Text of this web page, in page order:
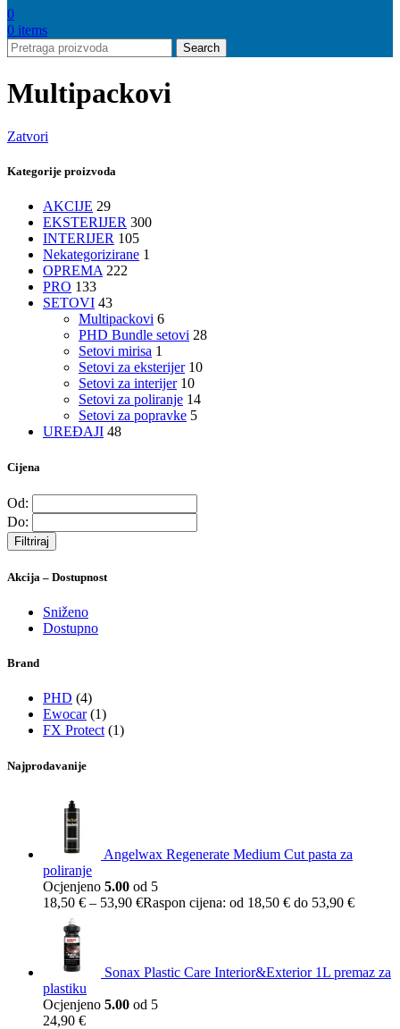
0
0 items
Search
Multipackovi
Zatvori
Kategorije proizvoda
AKCIJE 29
EKSTERIJER 300
INTERIJER 105
Nekategorizirane 1
OPREMA 222
PRO 133
SETOVI 43
Multipackovi 6
PHD Bundle setovi 28
Setovi mirisa 1
Setovi za eksterijer 10
Setovi za interijer 10
Setovi za poliranje 14
Setovi za popravke 5
UREĐAJI 48
Cijena
Od:
Do:
Filtriraj
Akcija – Dostupnost
Sniženo
Dostupno
Brand
PHD (4)
Ewocar (1)
FX Protect (1)
Najprodavanije
Angelwax Regenerate Medium Cut pasta za
poliranje
Ocjenjeno 5.00 od 5
18,50 € – 53,90 €Raspon cijena: od 18,50 € do 53,90 €
Sonax Plastic Care Interior&Exterior 1L premaz za
plastiku
Ocjenjeno 5.00 od 5
24,90 €